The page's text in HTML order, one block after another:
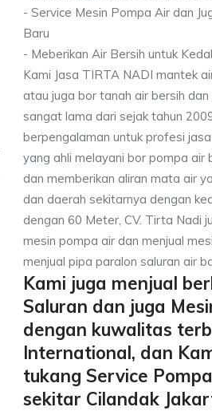
- Service Mesin Pompa Air dan
Baru
- Meberikan Air Bersih untuk
Kami Jasa TIRTA NADI mantek
atau juga bor tanah air bersih
sangat lama dari sejak tahun
berpengalaman untuk profesi
yang ahli melayani bor pompa air
dan memberikan aliran mata air
dan daerah sekitarnya dengan
dengan 60 Meter, CV. Tirta Nadi
mesin pompa air dan menjual
menjual pipa paralon saluran air
Kami juga menjual
Saluran dan juga
dengan kuwalitas
International, dan
tukang Service
sekitar Cilandak